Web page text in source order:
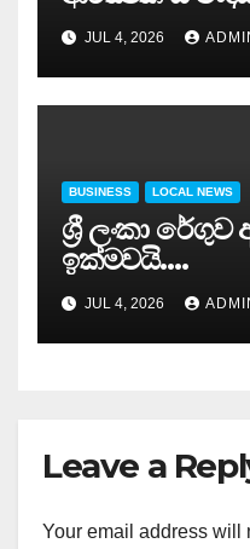
සාර්ථකව
JUL 4, 2026
BUSINESS LOCAL NEWS
ශ්‍රී ලංකා
ඉක්මවයි….
JUL 4, 2026
Leave a
Your email address will